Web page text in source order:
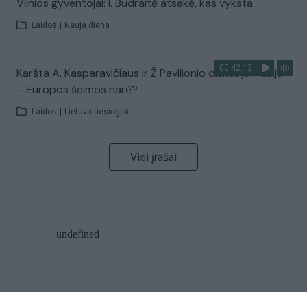
Vilnios gyventojai: I. Budraitė atsakė, kas vyksta
Laidos Nauja diena
00:42:12
Karšta A. Kasparavičiaus ir Ž Pavilionio diskusija: Rusija
– Europos šeimos narė?
Laidos Lietuva tiesiogiai
Visi įrašai